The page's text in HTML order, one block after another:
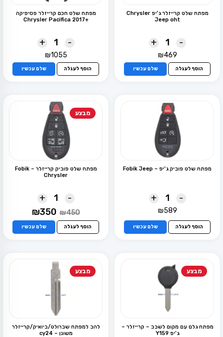
מפתח שלט קרייזלר ג'יפ Chrysler
Jeep oht
-
+
₪469
הוסף לעגלה שלם עכשיו
מפתח שלט חכם קרייזלר פסיפיקה
+Chrysler Pacifica 2017
-
+
₪1055
הוסף לעגלה שלם עכשיו
מפתח שלט פוביק ג'יפ – Fobik Jeep
-
+
₪589
הוסף לעגלה שלם עכשיו
מבצע
מפתח שלט פוביק קרייזלר – Fobik
Chrysler
-
+
₪450
המחיר
₪450.
₪350
הוא:
₪350.
הוסף לעגלה שלם עכשיו
מבצע
מפתח גלם עם מקום לשבב – קרייזלר –
ג'יפ Y159
מבצע
להב למפתח שברולט/ביואיק/קרייזלר
משונן – cy24